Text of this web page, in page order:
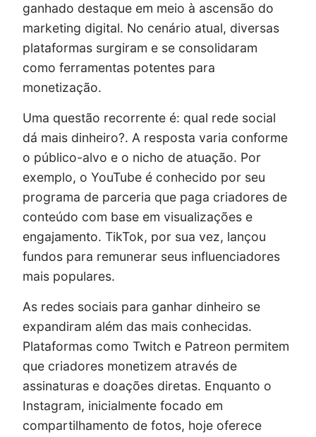
ganhado destaque em meio à ascensão do
marketing digital. No cenário atual, diversas
plataformas surgiram e se consolidaram
como ferramentas potentes para
monetização.
Uma questão recorrente é: qual rede social
dá mais dinheiro?. A resposta varia conforme
o público-alvo e o nicho de atuação. Por
exemplo, o YouTube é conhecido por seu
programa de parceria que paga criadores de
conteúdo com base em visualizações e
engajamento. TikTok, por sua vez, lançou
fundos para remunerar seus influenciadores
mais populares.
As redes sociais para ganhar dinheiro se
expandiram além das mais conhecidas.
Plataformas como Twitch e Patreon permitem
que criadores monetizem através de
assinaturas e doações diretas. Enquanto o
Instagram, inicialmente focado em
compartilhamento de fotos, hoje oferece